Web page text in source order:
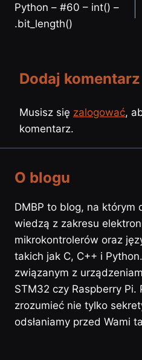
Python – #60 – int() –
.bit_length()
Dodaj komentarz
Musisz się zalogować,
komentarz.
O blogu
DMBP to blog, na którym
wiedzą z zakresu
mikrokontrolerów oraz
takich jak C, C++ i
związanym z
STM32 czy Raspberry Pi.
zrozumieć nie tylko
odsłaniamy przed Wami